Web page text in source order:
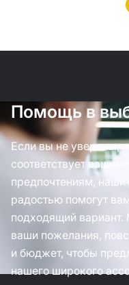
Помощь в
Если вы не уверены,
соответствует вашим
предпочтениям,
радостью помогут
подходящий
ваши пожелания,
и бюджет, чтобы
нашего широкого